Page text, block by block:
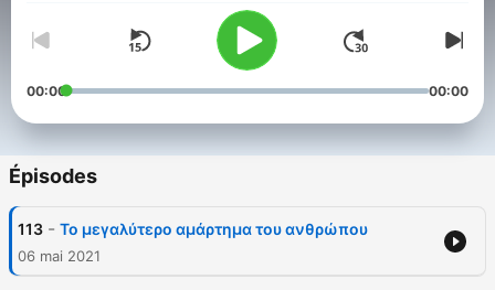
00:00 00:00
Épisodes
113 - Το μεγαλύτερο αμάρτημα του ανθρώπου
06 mai 2021